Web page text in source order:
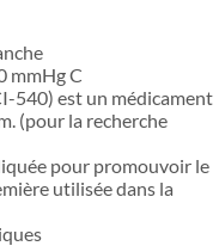
mmHg C
540) est un médicament
(pour la recherche
pour promouvoir le
utilisée dans la